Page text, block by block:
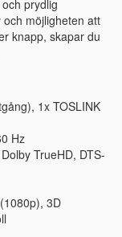
prydlig
möjligheten att
knapp, skapar du
1x TOSLINK
Hz
TrueHD, DTS-
3D